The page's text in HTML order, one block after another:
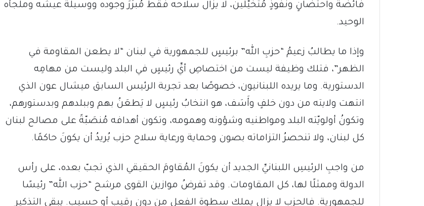
فائضة واحتضانٍ ونفوذٍ مُتَخَيَّلَين، لا يزال سلاحه فقط مُبرِّرَ وجوده ووسيلةَ عيشه وملجأه
الوحيد.
وإذا ما يطالبُ زعيمُ “حزبِ الله” برئيسٍ للجمهورية في لبنان “لا يطعن المقاومة في
الظهر”، فتلك وظيفة ليست من اختصاصِ أيِّ رئيسٍ في البلد وليست من مهامِه
الدستورية. وما يريده اللبنانيون، خصوصًا بعد تجربة الرئيس السابق ميشال عون الذي
انتهت ولايته من دون خلفٍ وأَسَف، هو انتخابُ رئيسٍ لا يَطعَنُ بهم وببلدهم وبدستورهم،
وتكونُ أولويّته البلد ومواطنيه وشؤونه وهمومه، وتكون أهدافه مُنصَبّةً على مصالح لبنان
كل لبنان، ولا تنحصرُ التزاماته بصون وحماية ورعاية سلاح حزب يُريدُ أن يكونَ حاكمًا.
من واجبِ الرئيسِ اللبنانيِّ الجديد أن يكونَ المُقاومَ الحقيقي الذي تجبّ بعده، على رأس
الدولة وممثلًا لها، كل المقاومات. وقد تفرضُ موازين القوى مرشح “حزب الله” رئيسًا
للجمهورية. فالحزب لا يزال يملك سطوة الفعل من دون رقيب أو حسيب. يبقى التذكير